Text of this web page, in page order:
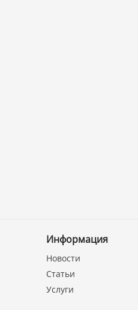
Информация
Новости
Статьи
Услуги